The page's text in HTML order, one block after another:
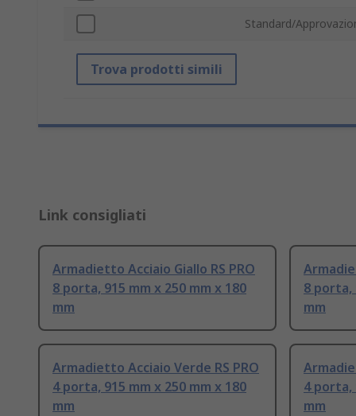
Standard/
Trova prodotti simili
Link consigliati
Armadietto Acciaio Giallo RS PRO
8 porta, 915 mm x 250 mm x 180
mm
8 porta,
mm
Armadietto Acciaio Verde RS PRO
4 porta, 915 mm x 250 mm x 180
mm
4 porta,
mm